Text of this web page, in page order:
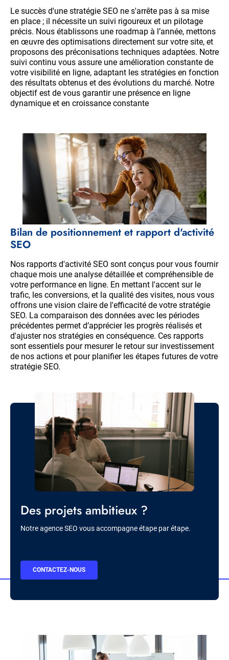
Le succès d'une stratégie SEO ne s'arrête pas à sa mise
en place ; il nécessite un suivi rigoureux et un pilotage
précis. Nous établissons une roadmap à l’année, mettons
en œuvre des optimisations directement sur votre site, et
proposons des préconisations techniques adaptées. Notre
suivi continu vous assure une amélioration constante de
votre visibilité en ligne, adaptant les stratégies en fonction
des résultats obtenus et des évolutions du marché. Notre
objectif est de vous garantir une présence en ligne
dynamique et en croissance constante
Bilan de positionnement et rapport d'activité
SEO
Nos rapports d'activité SEO sont conçus pour vous fournir
chaque mois une analyse détaillée et compréhensible de
votre performance en ligne. En mettant l'accent sur le
trafic, les conversions, et la qualité des visites, nous vous
offrons une vision claire de l'efficacité de votre stratégie
SEO. La comparaison des données avec les périodes
précédentes permet d’apprécier les progrès réalisés et
d'ajuster nos stratégies en conséquence. Ces rapports
sont essentiels pour mesurer le retour sur investissement
de nos actions et pour planifier les étapes futures de votre
stratégie SEO.
Titre
Des projets ambitieux ?
Description
Notre agence SEO vous accompagne étape par étape.
BOUTON
CONTACTEZ-NOUS